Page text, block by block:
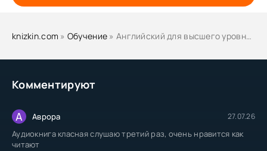
Комментируют
А Аврора 27.07.26
Аудиокнига класная слушаю третий раз, очень нравится как
читают
knizkin.com » Обучение » Английский для высшего уровня - ЕШКО